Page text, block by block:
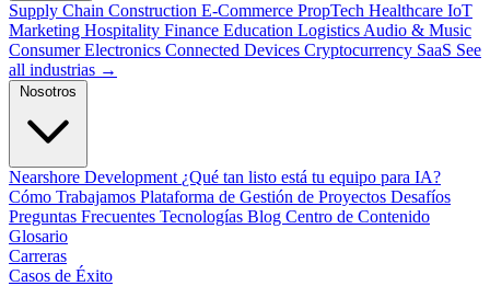
Supply Chain Construction E-Commerce PropTech Healthcare IoT
Marketing Hospitality Finance Education Logistics Audio & Music
Consumer Electronics Connected Devices Cryptocurrency SaaS See
all industrias →
Nearshore Development ¿Qué tan listo está tu equipo para IA?
Cómo Trabajamos Plataforma de Gestión de Proyectos Desafíos
Preguntas Frecuentes Tecnologías Blog Centro de Contenido
Glosario
Carreras
Casos de Éxito